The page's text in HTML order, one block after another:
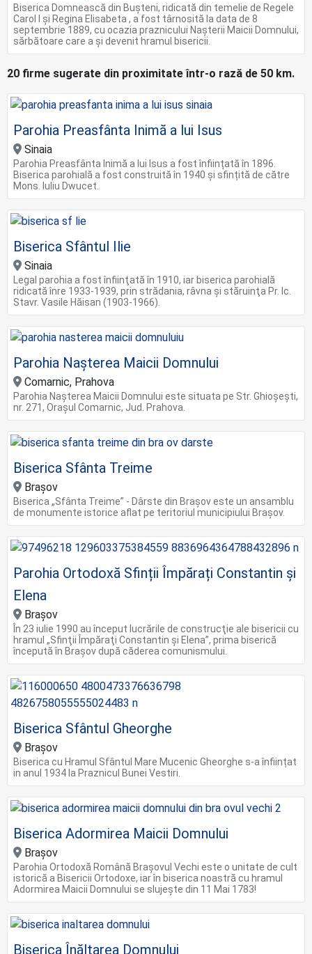
Biserica Domnească din Buşteni, ridicată din temelie de Regele
Carol I şi Regina Elisabeta , a fost târnosită la data de 8
septembrie 1889, cu ocazia praznicului Naşterii Maicii Domnului,
sărbătoare care a şi devenit hramul bisericii.
20 firme sugerate din proximitate într-o rază de 50 km.
Parohia Preasfânta Inimă a lui Isus
Sinaia
Parohia Preasfânta Inimă a lui Isus a fost înființată în 1896.
Biserica parohială a fost construită în 1940 și sfințită de către
Mons. Iuliu Dwucet.
Biserica Sfântul Ilie
Sinaia
Legal parohia a fost înfiinţată în 1910, iar biserica parohială
ridicată înre 1933-1939, prin strădania, râvna şi stăruinţa Pr. Ic.
Stavr. Vasile Hăisan (1903-1966).
Parohia Naşterea Maicii Domnului
Comarnic, Prahova
Parohia Naşterea Maicii Domnului este situata pe Str. Ghioşeşti,
nr. 271, Oraşul Comarnic, Jud. Prahova.
Biserica Sfânta Treime
Brașov
Biserica „Sfânta Treime” - Dârste din Brașov este un ansamblu
de monumente istorice aflat pe teritoriul municipiului Brașov.
Parohia Ortodoxă Sfinții Împărați Constantin și
Elena
Brașov
În 23 iulie 1990 au început lucrările de construcţie ale bisericii cu
hramul „Sfinţii Împăraţi Constantin şi Elena”, prima biserică
începută în Braşov după căderea comunismului.
Biserica Sfântul Gheorghe
Brașov
Biserica cu Hramul Sfântul Mare Mucenic Gheorghe s-a înființat
in anul 1934 la Praznicul Bunei Vestiri.
Biserica Adormirea Maicii Domnului
Brașov
Parohia Ortodoxă Română Brașovul Vechi este o unitate de cult
istorică a Bisericii Ortodoxe, iar în biserica noastră cu hramul
Adormirea Maicii Domnului se slujește din 11 Mai 1783!
Biserica Înălțarea Domnului